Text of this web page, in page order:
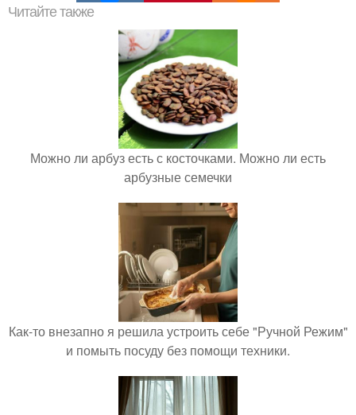
Читайте также
Можно ли арбуз есть с косточками. Можно ли есть
арбузные семечки
Как-то внезапно я решила устроить себе "Ручной Режим"
и помыть посуду без помощи техники.